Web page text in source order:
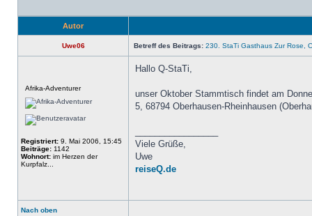
Autor
Uwe06 Betreff des Beitrags: 230. StaTi Gasthaus Zur Rose,
Afrika-Adventurer
Registriert: 9. Mai 2006, 15:45
Beiträge: 1142
Wohnort: im Herzen der
Kurpfalz...
Hallo Q-StaTi,
unser Oktober Stammtisch findet am
5, 68794 Oberhausen-Rheinhausen
Viele Grüße,
Uwe
reiseQ.de
Nach oben